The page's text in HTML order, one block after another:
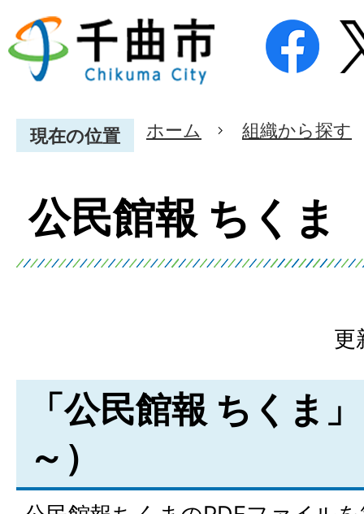
現在の位置 ホーム 組織から探す
公民館報 ちくま
更
「公民館報 ちくま
～）